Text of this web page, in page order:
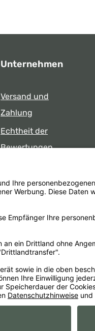
Unternehmen
Versand und
Zahlung
Echtheit der
Bewertungen
Laden